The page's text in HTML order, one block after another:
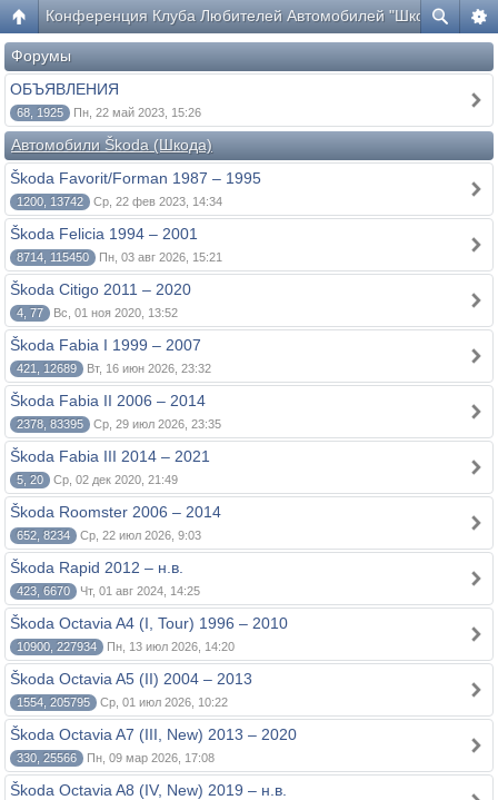
Конференция Клуба Любителей Автомобилей "Шкода"
Форумы
ОБЪЯВЛЕНИЯ
68, 1925 Пн, 22 май 2023, 15:26
Автомобили Škoda (Шкода)
Škoda Favorit/Forman 1987 – 1995
1200, 13742 Ср, 22 фев 2023, 14:34
Škoda Felicia 1994 – 2001
8714, 115450 Пн, 03 авг 2026, 15:21
Škoda Citigo 2011 – 2020
4, 77 Вс, 01 ноя 2020, 13:52
Škoda Fabia I 1999 – 2007
421, 12689 Вт, 16 июн 2026, 23:32
Škoda Fabia II 2006 – 2014
2378, 83395 Ср, 29 июл 2026, 23:35
Škoda Fabia III 2014 – 2021
5, 20 Ср, 02 дек 2020, 21:49
Škoda Roomster 2006 – 2014
652, 8234 Ср, 22 июл 2026, 9:03
Škoda Rapid 2012 – н.в.
423, 6670 Чт, 01 авг 2024, 14:25
Škoda Octavia A4 (I, Tour) 1996 – 2010
10900, 227934 Пн, 13 июл 2026, 14:20
Škoda Octavia A5 (II) 2004 – 2013
1554, 205795 Ср, 01 июл 2026, 10:22
Škoda Octavia A7 (III, New) 2013 – 2020
330, 25566 Пн, 09 мар 2026, 17:08
Škoda Octavia A8 (IV, New) 2019 – н.в.